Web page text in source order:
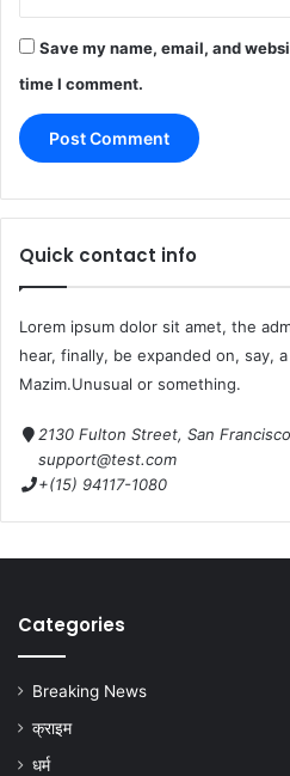
Save my name, email, and
time I comment.
Quick contact info
Lorem ipsum dolor sit amet, the
hear, finally, be expanded on, say,
Mazim.Unusual or something.
2130 Fulton Street, San Francisco
support@test.com
+(15) 94117-1080
Categories
Breaking News
क्राइम
धर्म